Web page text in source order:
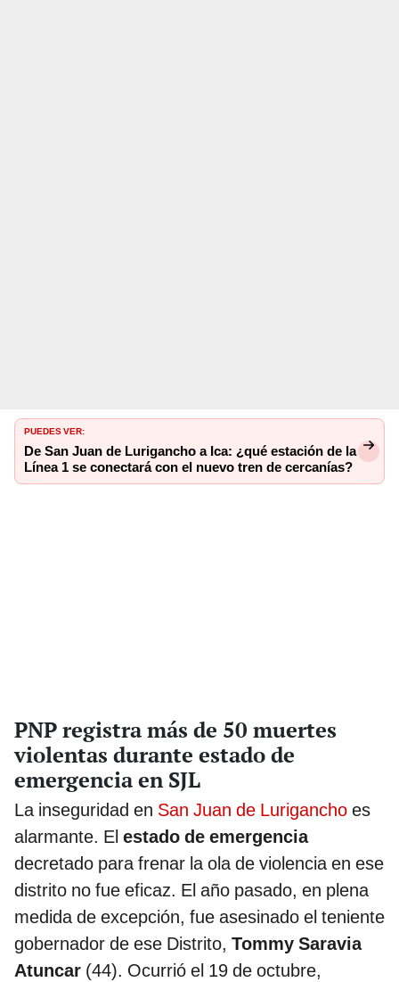
PUEDES VER:
De San Juan de Lurigancho a Ica: ¿qué estación de la
Línea 1 se conectará con el nuevo tren de cercanías?
PNP registra más de 50 muertes
violentas durante estado de
emergencia en SJL
La inseguridad en San Juan de Lurigancho es
alarmante. El estado de emergencia
decretado para frenar la ola de violencia en ese
distrito no fue eficaz. El año pasado, en plena
medida de excepción, fue asesinado el teniente
gobernador de ese Distrito, Tommy Saravia
Atuncar (44). Ocurrió el 19 de octubre,